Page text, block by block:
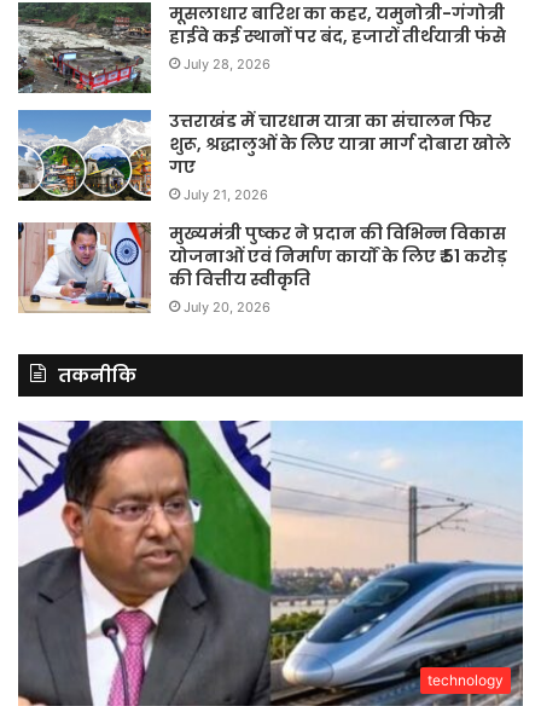
मूसलाधार बारिश का कहर, यमुनोत्री-गंगोत्री
हाईवे कई स्थानों पर बंद, हजारों तीर्थयात्री फंसे
July 28, 2026
उत्तराखंड में चारधाम यात्रा का संचालन फिर
शुरू, श्रद्धालुओं के लिए यात्रा मार्ग दोबारा खोले
गए
July 21, 2026
मुख्यमंत्री पुष्कर ने प्रदान की विभिन्न विकास
योजनाओं एवं निर्माण कार्यों के लिए ₹ 51 करोड़
की वित्तीय स्वीकृति
July 20, 2026
तकनीकि
technology